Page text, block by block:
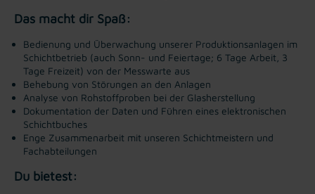
Das macht dir Spaß:
Bedienung und Überwachung unserer Produktionsanlagen im
Schichtbetrieb (auch Sonn- und Feiertage; 6 Tage Arbeit, 3
Tage Freizeit) von der Messwarte aus
Behebung von Störungen an den Anlagen
Analyse von Rohstoffproben bei der Glasherstellung
Dokumentation der Daten und Führen eines elektronischen
Schichtbuches
Enge Zusammenarbeit mit unseren Schichtmeistern und
Fachabteilungen
Du bietest: